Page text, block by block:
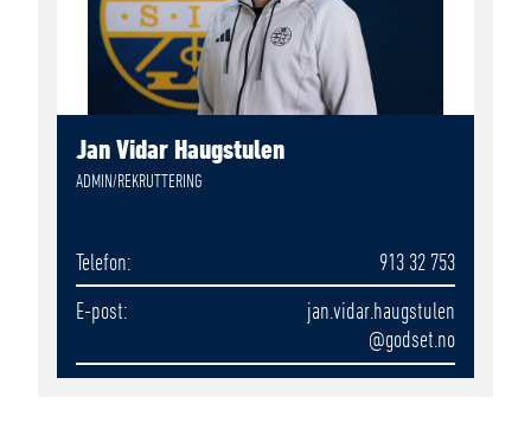
Jan Vidar Haugstulen
ADMIN/REKRUTTERING
Telefon
913 32 753
E-post
jan.vidar.haugstulen
@godset.no